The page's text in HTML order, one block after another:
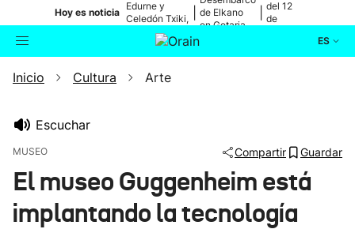
Hoy es noticia
Edurne y
Celedón Txiki,
en directo
de Elkano
en Getaria
del 12
de
ES
Buscador Actualidad
Ikusmiran
Inicio Cultura Arte
Escuchar
MUSEO Compartir Guardar
El museo Guggenheim está
implantando la tecnología